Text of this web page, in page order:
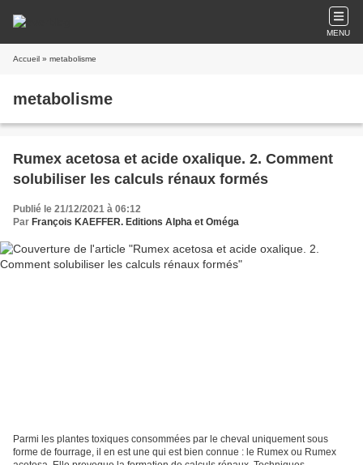
MENU
Accueil » metabolisme
metabolisme
Rumex acetosa et acide oxalique. 2. Comment
solubiliser les calculs rénaux formés
Publié le 21/12/2021 à 06:12
Par François KAEFFER. Editions Alpha et Oméga
Parmi les plantes toxiques consommées par le cheval uniquement sous
forme de fourrage, il en est une qui est bien connue : le Rumex ou Rumex